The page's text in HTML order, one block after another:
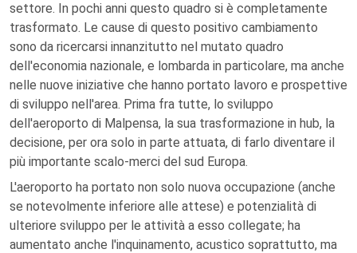
settore. In pochi anni questo quadro si è completamente
trasformato. Le cause di questo positivo cambiamento
sono da ricercarsi innanzitutto nel mutato quadro
dell'economia nazionale, e lombarda in particolare, ma anche
nelle nuove iniziative che hanno portato lavoro e prospettive
di sviluppo nell'area. Prima fra tutte, lo sviluppo
dell'aeroporto di Malpensa, la sua trasformazione in hub, la
decisione, per ora solo in parte attuata, di farlo diventare il
più importante scalo-merci del sud Europa.
L'aeroporto ha portato non solo nuova occupazione (anche
se notevolmente inferiore alle attese) e potenzialità di
ulteriore sviluppo per le attività a esso collegate; ha
aumentato anche l'inquinamento, acustico soprattutto, ma